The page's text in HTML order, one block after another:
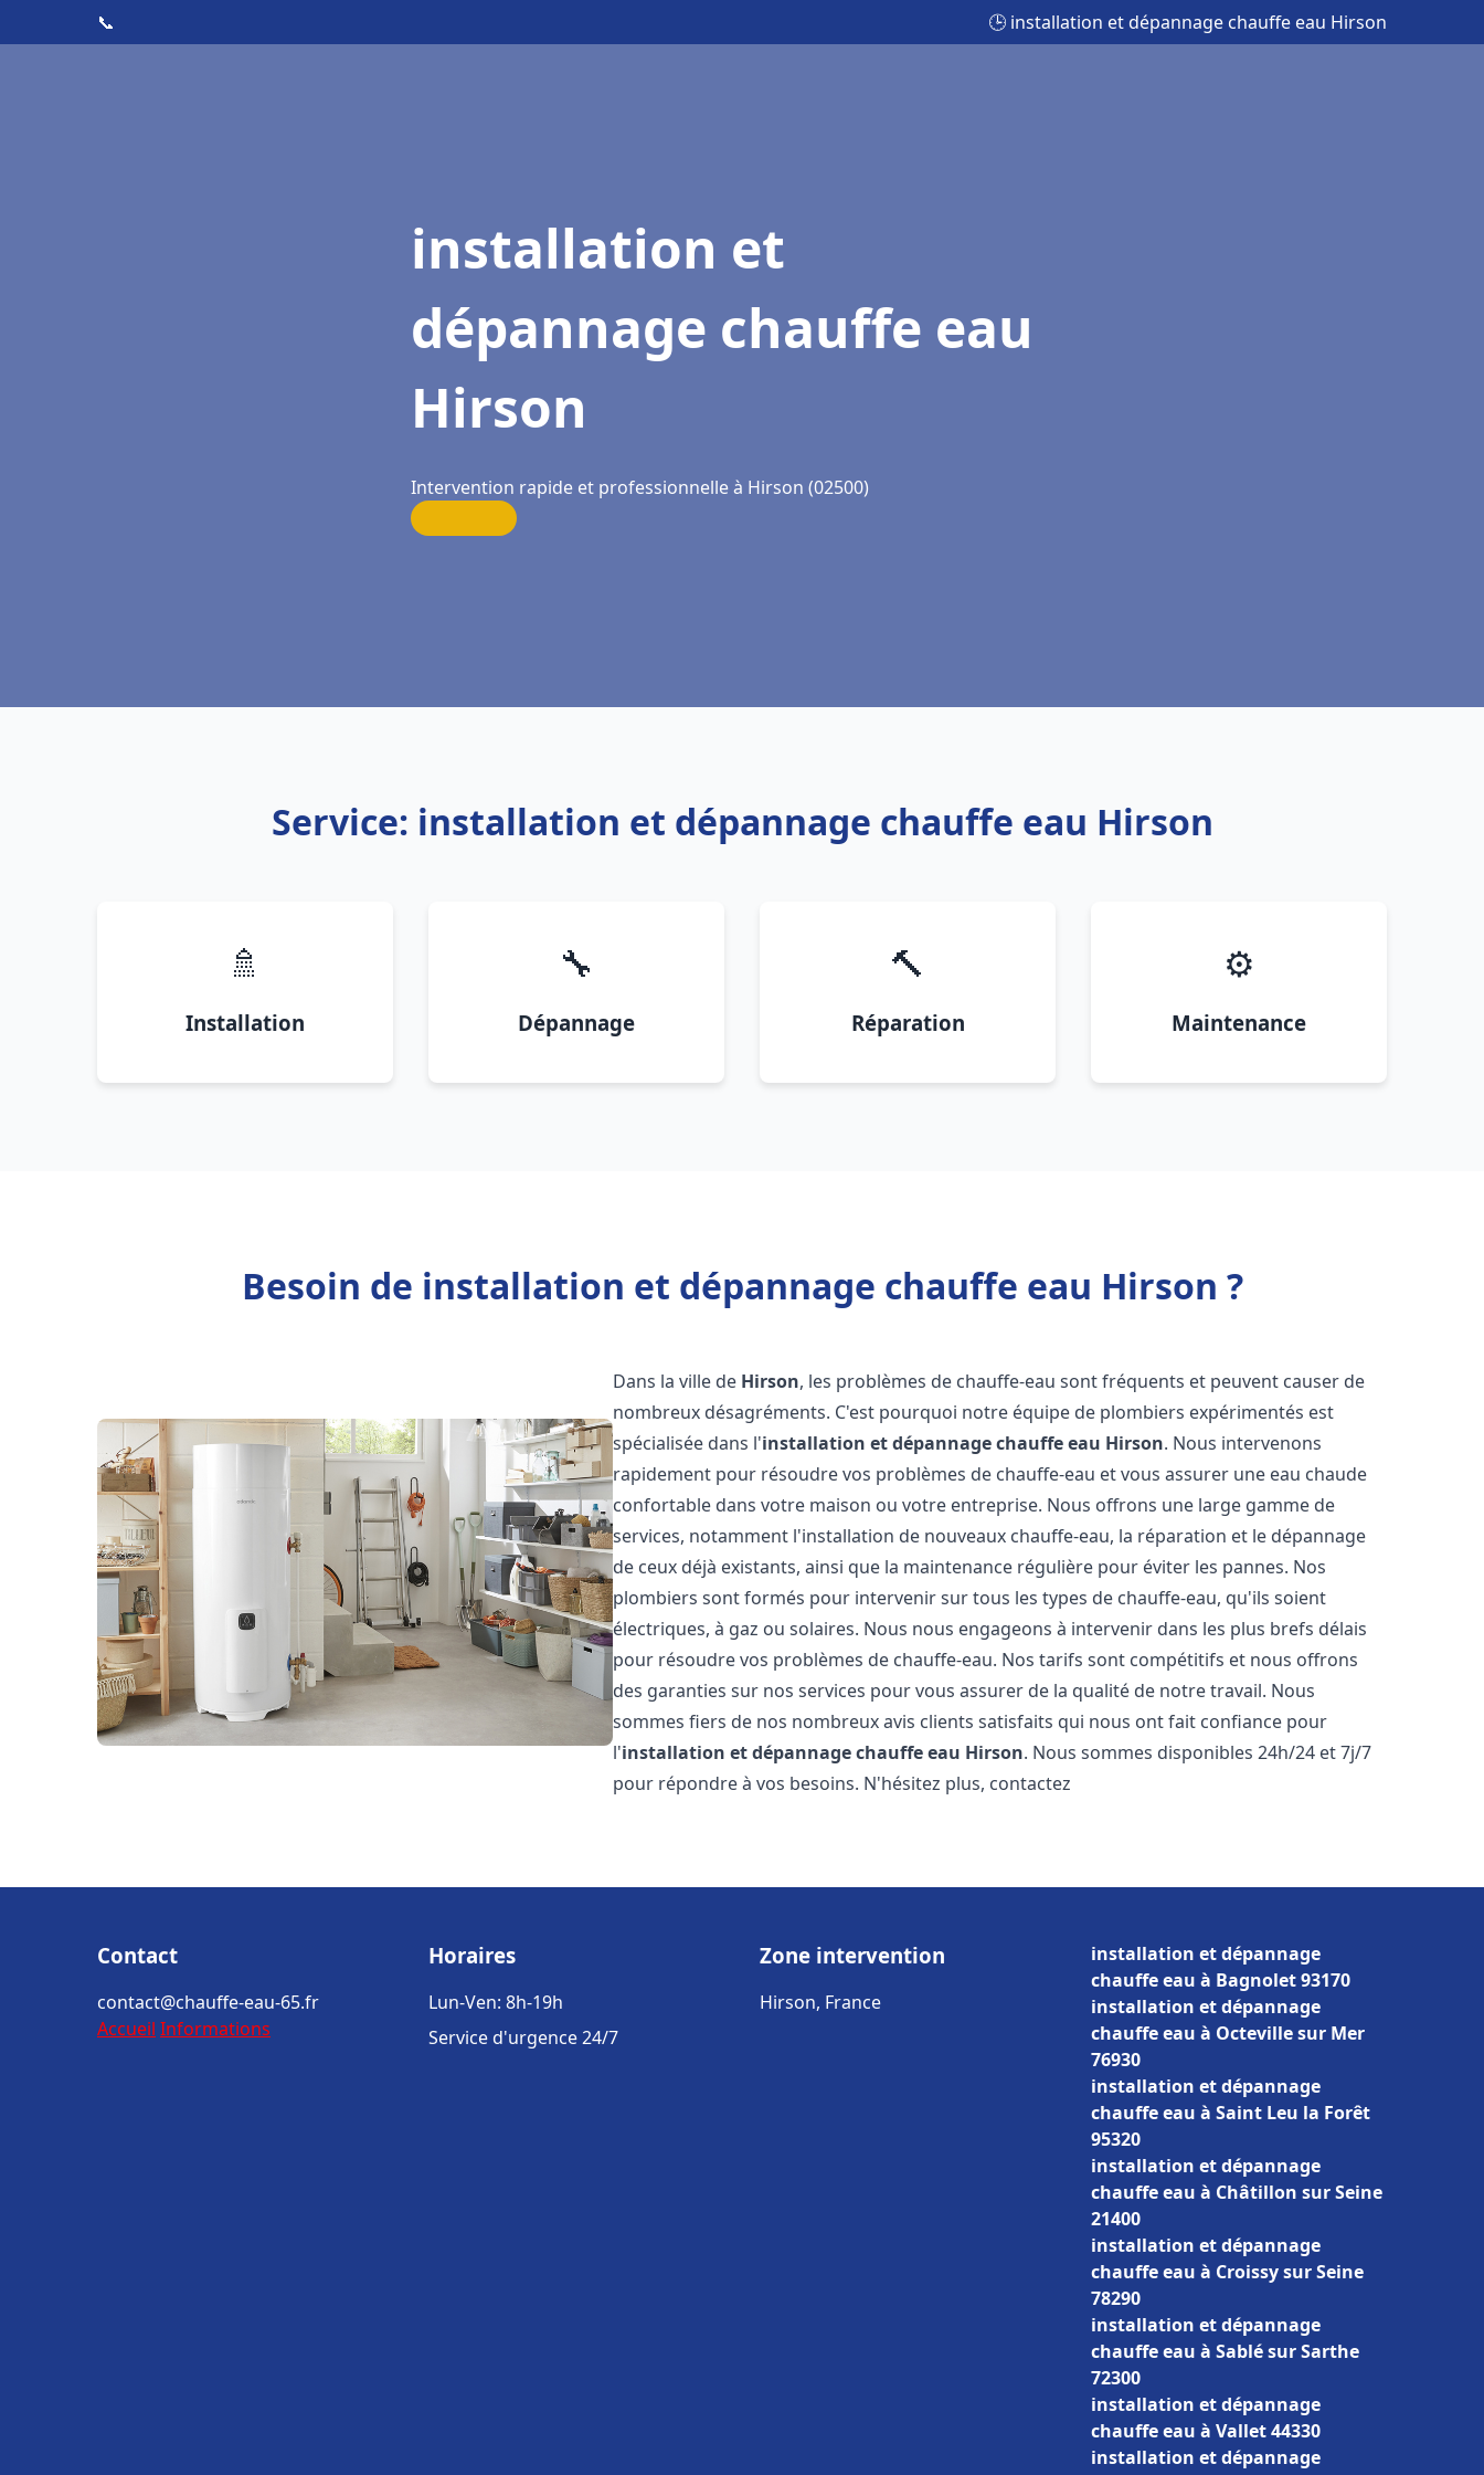
📞 🕒 installation et dépannage chauffe eau Hirson
installation et
dépannage chauffe eau
Hirson
Intervention rapide et professionnelle à Hirson (02500)
Service: installation et dépannage chauffe eau Hirson
🚿
Installation
🔧
Dépannage
🔨
Réparation
⚙️
Maintenance
Besoin de installation et dépannage chauffe eau Hirson ?
Dans la ville de Hirson, les problèmes de chauffe-eau sont fréquents et peuvent causer de
nombreux désagréments. C'est pourquoi notre équipe de plombiers expérimentés est
spécialisée dans l'installation et dépannage chauffe eau Hirson. Nous intervenons
rapidement pour résoudre vos problèmes de chauffe-eau et vous assurer une eau chaude
confortable dans votre maison ou votre entreprise. Nous offrons une large gamme de
services, notamment l'installation de nouveaux chauffe-eau, la réparation et le dépannage
de ceux déjà existants, ainsi que la maintenance régulière pour éviter les pannes. Nos
plombiers sont formés pour intervenir sur tous les types de chauffe-eau, qu'ils soient
électriques, à gaz ou solaires. Nous nous engageons à intervenir dans les plus brefs délais
pour résoudre vos problèmes de chauffe-eau. Nos tarifs sont compétitifs et nous offrons
des garanties sur nos services pour vous assurer de la qualité de notre travail. Nous
sommes fiers de nos nombreux avis clients satisfaits qui nous ont fait confiance pour
l'installation et dépannage chauffe eau Hirson. Nous sommes disponibles 24h/24 et 7j/7
pour répondre à vos besoins. N'hésitez plus, contactez
Contact
contact@chauffe-eau-65.fr
Accueil Informations
Horaires
Lun-Ven: 8h-19h
Service d'urgence 24/7
Zone intervention
Hirson, France
installation et dépannage
chauffe eau à Bagnolet 93170
installation et dépannage
chauffe eau à Octeville sur Mer
76930
installation et dépannage
chauffe eau à Saint Leu la Forêt
95320
installation et dépannage
chauffe eau à Châtillon sur Seine
21400
installation et dépannage
chauffe eau à Croissy sur Seine
78290
installation et dépannage
chauffe eau à Sablé sur Sarthe
72300
installation et dépannage
chauffe eau à Vallet 44330
installation et dépannage